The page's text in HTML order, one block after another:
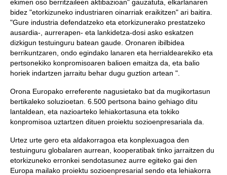
ekimen oso berritzaileen aktibazioan" gauzatuta, elkarlanaren
bidez "etorkizuneko industriaren oinarriak eraikitzen" ari baitira.
"Gure industria defendatzeko eta etorkizunerako prestatzeko
ausardia-, aurrerapen- eta lankidetza-dosi asko eskatzen
dizkigun testuinguru batean gaude. Oronaren ibilbidea
berrikuntzaren, ondo egindako lanaren eta herrialdearekiko eta
pertsonekiko konpromisoaren balioen emaitza da, eta balio
horiek indartzen jarraitu behar dugu guztion artean ".
Orona Europako erreferente nagusietako bat da mugikortasun
bertikaleko soluzioetan. 6.500 pertsona baino gehiago ditu
lantaldean, eta nazioarteko lehiakortasuna eta tokiko
konpromisoa uztartzen dituen proiektu sozioenpresariala da.
Urtez urte gero eta aldakorragoa eta konplexuagoa den
testuinguru globalaren aurrean, kooperatibak tinko jarraitzen du
etorkizuneko erronkei sendotasunez aurre egiteko gai den
Europa mailako proiektu sozioenpresarial sendo eta lehiakorra